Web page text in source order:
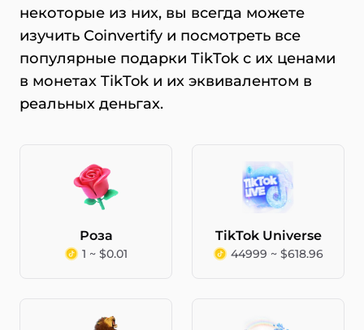
некоторые из них, вы всегда можете
изучить Coinvertify и посмотреть все
популярные подарки TikTok с их ценами
в монетах TikTok и их эквивалентом в
реальных деньгах.
Роза
1 ~ $0.01
TikTok Universe
44999 ~ $618.96